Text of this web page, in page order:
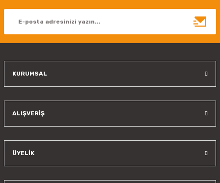
KURUMSAL
ALIŞVERİŞ
ÜYELİK